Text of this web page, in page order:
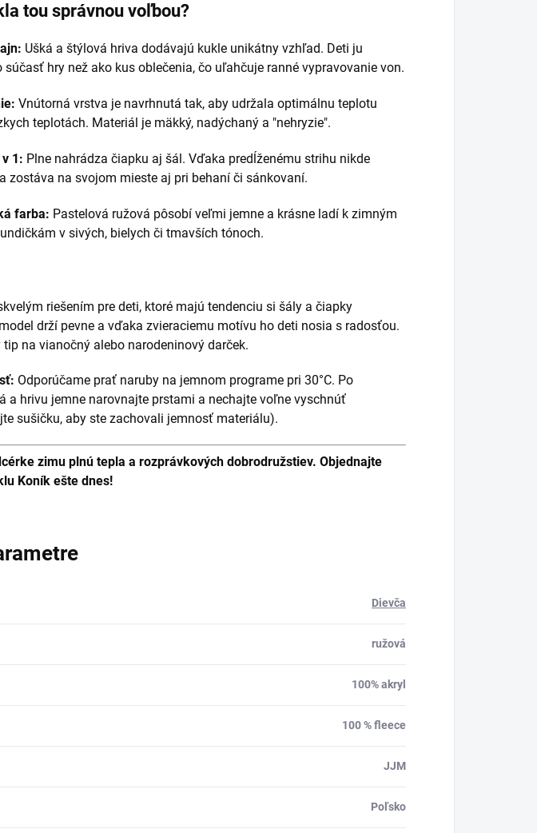
tou správnou voľbou?
Ušká a štýlová hriva dodávajú kukle unikátny vzhľad. Deti ju
hry než ako kus oblečenia, čo uľahčuje ranné vypravovanie von.
Vnútorná vrstva je navrhnutá tak, aby udržala optimálnu teplotu
teplotách. Materiál je mäkký, nadýchaný a "nehryzie".
1: Plne nahrádza čiapku aj šál. Vďaka predĺženému strihu nikde
zostáva na svojom mieste aj pri behaní či sánkovaní.
farba: Pastelová ružová pôsobí veľmi jemne a krásne ladí k zimným
v sivých, bielych či tmavších tónoch.
riešením pre deti, ktoré majú tendenciu si šály a čiapky
drží pevne a vďaka zvieraciemu motívu ho deti nosia s radosťou.
na vianočný alebo narodeninový darček.
Odporúčame prať naruby na jemnom programe pri 30°C. Po
a hrivu jemne narovnajte prstami a nechajte voľne vyschnúť
sušičku, aby ste zachovali jemnosť materiálu).
zimu plnú tepla a rozprávkových dobrodružstiev. Objednajte
Koník ešte dnes!
Dievča
ružová
100% akryl
100 % fleece
JJM
Poľsko